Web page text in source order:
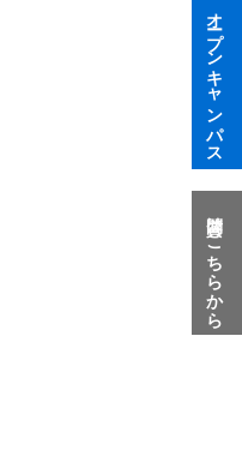
オープンキャンパス
質問はこちらから